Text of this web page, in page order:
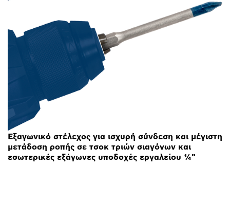
Εξαγωνικό στέλεχος για ισχυρή σύνδεση και μέγιστη
μετάδοση ροπής σε τσοκ τριών σιαγόνων και
εσωτερικές εξάγωνες υποδοχές εργαλείου ¼"